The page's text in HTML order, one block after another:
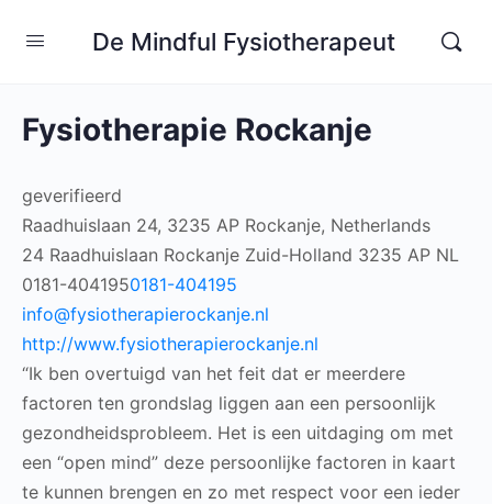
De Mindful Fysiotherapeut
Fysiotherapie Rockanje
geverifieerd
Raadhuislaan 24, 3235 AP Rockanje, Netherlands
24 Raadhuislaan Rockanje Zuid-Holland 3235 AP NL
0181-4041950181-404195
info@fysiotherapierockanje.nl
http://www.fysiotherapierockanje.nl
“Ik ben overtuigd van het feit dat er meerdere
factoren ten grondslag liggen aan een persoonlijk
gezondheidsprobleem. Het is een uitdaging om met
een “open mind” deze persoonlijke factoren in kaart
te kunnen brengen en zo met respect voor een ieder